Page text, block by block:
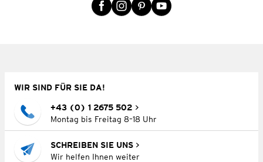
WIR SIND FÜR SIE DA!
+43 (0) 1 2675 502
Montag bis Freitag 8–18 Uhr
SCHREIBEN SIE UNS
Wir helfen Ihnen weiter